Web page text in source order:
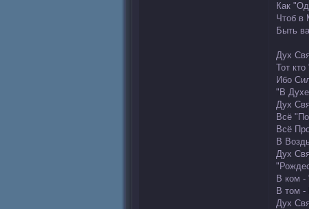
Как
Чтоб в
Быть
Дух
Тот
Ибо
"В Духе
Дух
Всё
Всё
В
Дух
В ком -
В том -
Дух